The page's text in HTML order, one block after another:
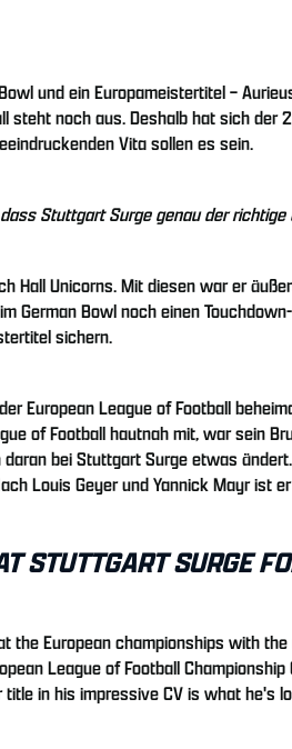
und ein Europameistertitel –
steht noch aus. Deshalb hat sich
Vita sollen es sein.
Stuttgart Surge genau der
Hall Unicorns. Mit diesen war er
German Bowl noch einen
sichern.
European League of Football
of Football hautnah mit, war sein
bei Stuttgart Surge etwas
Louis Geyer und Yannick Mayr ist
STUTTGART SURGE
the European championships with
League of Football
in his impressive CV is what he's